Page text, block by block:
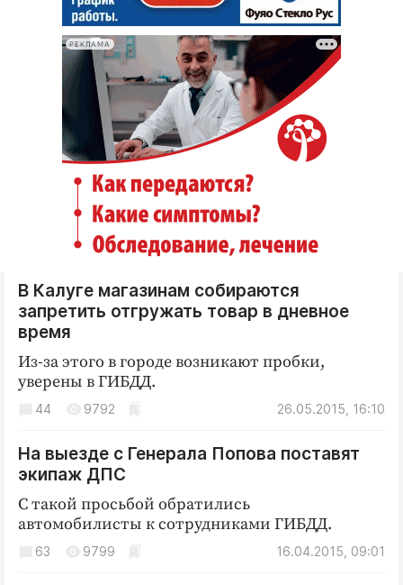
РЕКЛАМА
В Калуге магазинам собираются
запретить отгружать товар в дневное
время
Из-за этого в городе возникают пробки,
уверены в ГИБДД.
26.05.2015, 16:10
44 9792
На выезде с Генерала Попова поставят
экипаж ДПС
С такой просьбой обратились
автомобилисты к сотрудниками ГИБДД.
16.04.2015, 09:01
63 9799